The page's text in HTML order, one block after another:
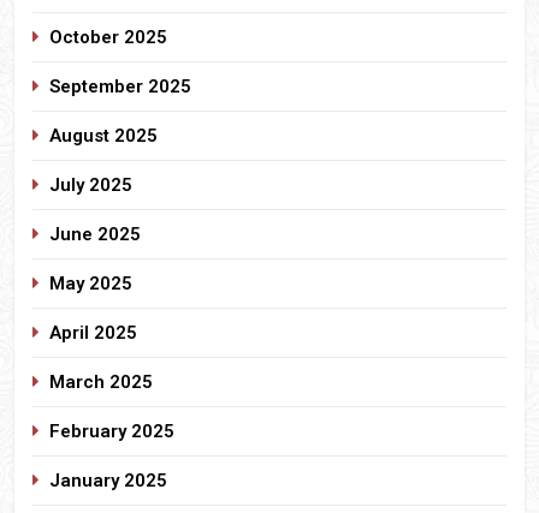
October 2025
September 2025
August 2025
July 2025
June 2025
May 2025
April 2025
March 2025
February 2025
January 2025